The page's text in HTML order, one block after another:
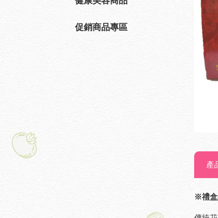
促銷商品專區
產
※禮盒